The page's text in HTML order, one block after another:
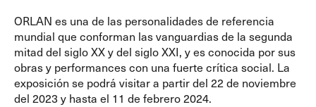
ORLAN es una de las personalidades de referencia
mundial que conforman las vanguardias de la segunda
mitad del siglo XX y del siglo XXI, y es conocida por sus
obras y performances con una fuerte crítica social. La
exposición se podrá visitar a partir del 22 de noviembre
del 2023 y hasta el 11 de febrero 2024.